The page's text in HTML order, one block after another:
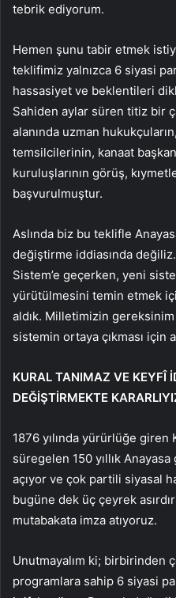
tebrik ediyorum.
Hemen şunu tabir etmek
teklifimiz yalnızca 6 siyasi
hassasiyet ve beklentileri
Sahiden aylar süren titiz bir
alanında uzman
temsilcilerinin, kanaat
kuruluşlarının görüş,
başvurulmuştur.
Aslında biz bu teklifle
değiştirme iddiasında
Sistem’e geçerken, yeni
yürütülmesini temin etmek
aldık. Milletimizin
sistemin ortaya çıkması
KURAL TANIMAZ VE KEYFÎ
DEĞİŞTİRMEKTE
1876 yılında yürürlüğe giren
süregelen 150 yıllık
açıyor ve çok partili siyasal
bugüne dek üç çeyrek
mutabakata imza atıyoruz.
Unutmayalım ki; birbirinden
programlara sahip 6 siyasi